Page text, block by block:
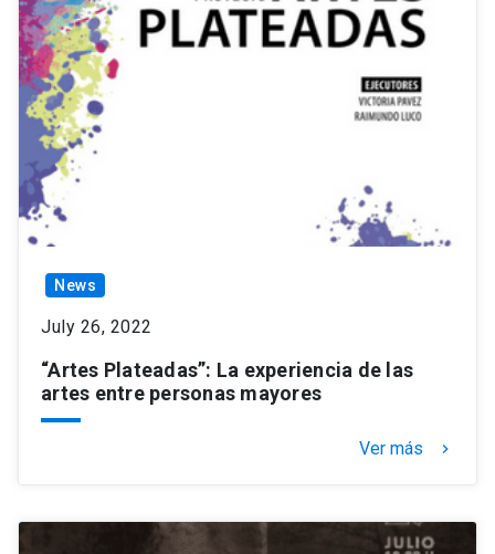
News
July 26, 2022
“Artes Plateadas”: La experiencia de las
artes entre personas mayores
Ver más keyboard_arrow_right